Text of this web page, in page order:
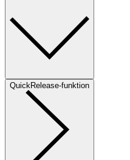
QuickRelease-funktion